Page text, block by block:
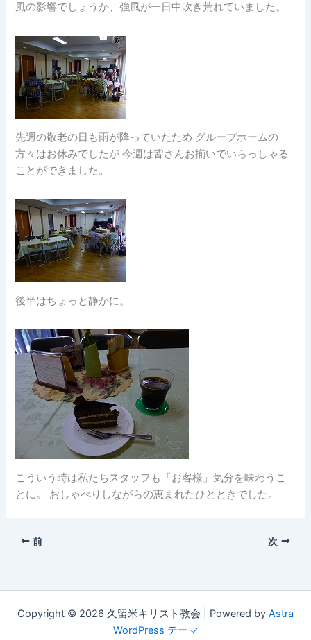
風の影響でしょうか、強風が一日中吹き荒れていました。
先週の敬老の日も雨が降っていたため グループホームの
方々はお休みでしたが今週は皆さんお揃いでいらっしゃる
ことができました。
後半はちょっと静かに。
こういう時は私たちスタッフも「お客様」気分を味わうこ
とに。 おしゃべりしながらの恵まれたひとときでした。
前 次
Copyright © 2026 久留米キリスト教会 | Powered by Astra
WordPress テーマ